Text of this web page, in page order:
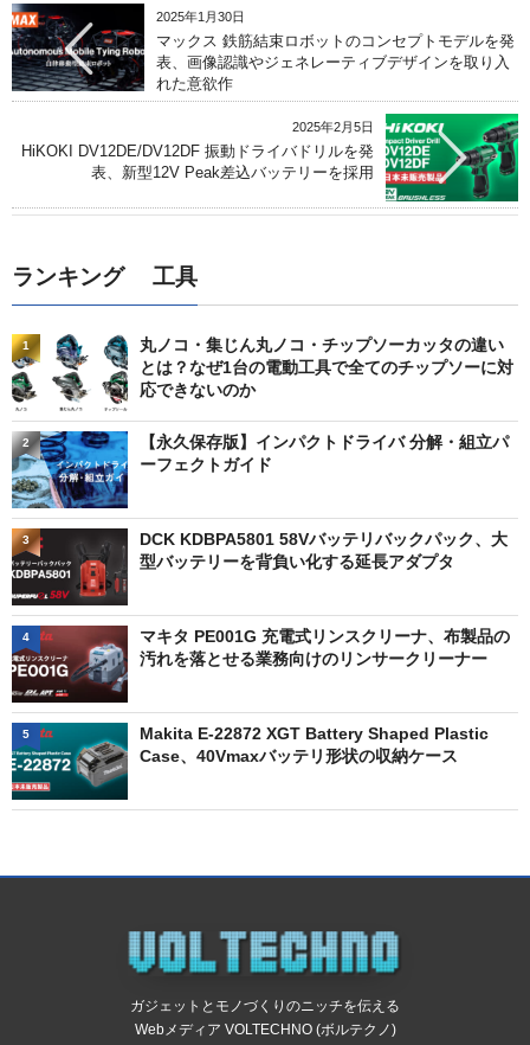
2025年1月30日
マックス 鉄筋結束ロボットのコンセプトモデルを発
表、画像認識やジェネレーティブデザインを取り入
れた意欲作
2025年2月5日
HiKOKI DV12DE/DV12DF 振動ドライバドリルを発
表、新型12V Peak差込バッテリーを採用
ランキング 工具
丸ノコ・集じん丸ノコ・チップソーカッタの違い
とは？なぜ1台の電動工具で全てのチップソーに対
応できないのか
1
【永久保存版】インパクトドライバ 分解・組立パ
ーフェクトガイド
2
DCK KDBPA5801 58Vバッテリバックパック、大
型バッテリーを背負い化する延長アダプタ
3
マキタ PE001G 充電式リンスクリーナ、布製品の
汚れを落とせる業務向けのリンサークリーナー
4
Makita E-22872 XGT Battery Shaped Plastic
Case、40Vmaxバッテリ形状の収納ケース
5
ガジェットとモノづくりのニッチを伝える
Webメディア VOLTECHNO (ボルテクノ)